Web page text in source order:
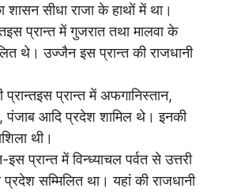
शासन सीधा राजा के हाथों में था।
प्रान्त में गुजरात तथा मालवा के
थे। उज्जैन इस प्रान्त की राजधानी
प्रान्तइस प्रान्त में अफगानिस्तान,
पंजाब आदि प्रदेश शामिल थे। इनकी
थी।
इस प्रान्त में विन्ध्याचल पर्वत से उत्तरी
सम्मिलित था। यहां की राजधानी